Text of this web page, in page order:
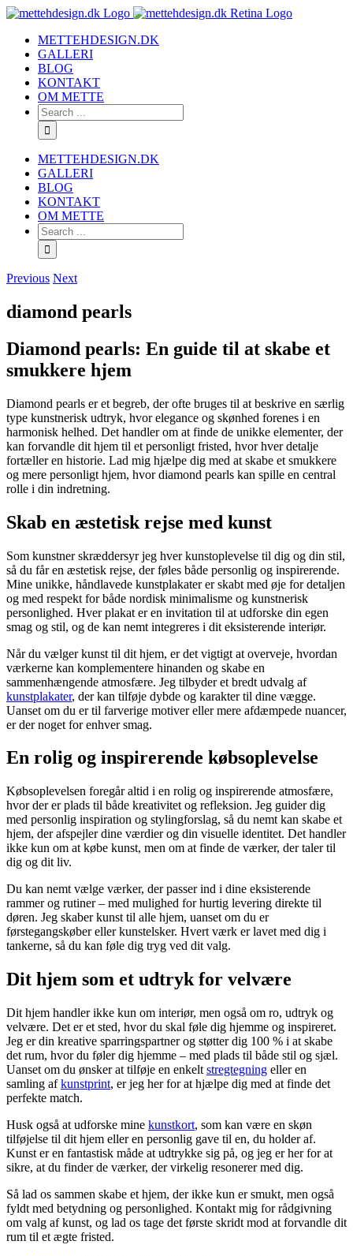
METTEHDESIGN.DK
GALLERI
BLOG
KONTAKT
OM METTE
METTEHDESIGN.DK
GALLERI
BLOG
KONTAKT
OM METTE
Previous Next
diamond pearls
Diamond pearls: En guide til at skabe et
smukkere hjem
Diamond pearls er et begreb, der ofte bruges til at beskrive en særlig
type kunstnerisk udtryk, hvor elegance og skønhed forenes i en
harmonisk helhed. Det handler om at finde de unikke elementer, der
kan forvandle dit hjem til et personligt fristed, hvor hver detalje
fortæller en historie. Lad mig hjælpe dig med at skabe et smukkere
og mere personligt hjem, hvor diamond pearls kan spille en central
rolle i din indretning.
Skab en æstetisk rejse med kunst
Som kunstner skræddersyr jeg hver kunstoplevelse til dig og din stil,
så du får en æstetisk rejse, der føles både personlig og inspirerende.
Mine unikke, håndlavede kunstplakater er skabt med øje for detaljen
og med respekt for både nordisk minimalisme og kunstnerisk
personlighed. Hver plakat er en invitation til at udforske din egen
smag og stil, og de kan nemt integreres i dit eksisterende interiør.
Når du vælger kunst til dit hjem, er det vigtigt at overveje, hvordan
værkerne kan komplementere hinanden og skabe en
sammenhængende atmosfære. Jeg tilbyder et bredt udvalg af
kunstplakater, der kan tilføje dybde og karakter til dine vægge.
Uanset om du er til farverige motiver eller mere afdæmpede nuancer,
er der noget for enhver smag.
En rolig og inspirerende købsoplevelse
Købsoplevelsen foregår altid i en rolig og inspirerende atmosfære,
hvor der er plads til både kreativitet og refleksion. Jeg guider dig
med personlig inspiration og stylingforslag, så du nemt kan skabe et
hjem, der afspejler dine værdier og din visuelle identitet. Det handler
ikke kun om at købe kunst, men om at finde de værker, der taler til
dig og dit liv.
Du kan nemt vælge værker, der passer ind i dine eksisterende
rammer og rutiner – med mulighed for hurtig levering direkte til
døren. Jeg skaber kunst til alle hjem, uanset om du er
førstegangskøber eller kunstelsker. Hvert værk er lavet med dig i
tankerne, så du kan føle dig tryg ved dit valg.
Dit hjem som et udtryk for velvære
Dit hjem handler ikke kun om interiør, men også om ro, udtryk og
velvære. Det er et sted, hvor du skal føle dig hjemme og inspireret.
Jeg er din kreative sparringspartner og støtter dig 100 % i at skabe
det rum, hvor du føler dig hjemme – med plads til både stil og sjæl.
Uanset om du ønsker at tilføje en enkelt stregtegning eller en
samling afkunstprint, er jeg her for at hjælpe dig med at finde det
perfekte match.
Husk også at udforske mine kunstkort, som kan være en skøn
tilføjelse til dit hjem eller en personlig gave til en, du holder af.
Kunst er en fantastisk måde at udtrykke sig på, og jeg er her for at
sikre, at du finder de værker, der virkelig resonerer med dig.
Så lad os sammen skabe et hjem, der ikke kun er smukt, men også
fyldt med betydning og personlighed. Kontakt mig for rådgivning
om valg af kunst, og lad os tage det første skridt mod at forvandle dit
rum til et ægte fristed.